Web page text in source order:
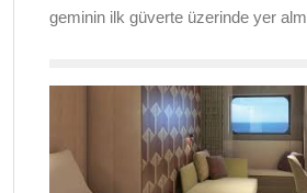
geminin ilk güverte üzerinde yer